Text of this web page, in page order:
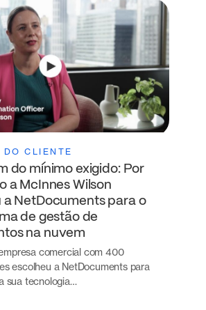
DO CLIENTE
do mínimo exigido: Por
a McInnes Wilson
a NetDocuments para o
de gestão de
na nuvem
comercial com 400
escolheu a NetDocuments para
sua tecnologia…